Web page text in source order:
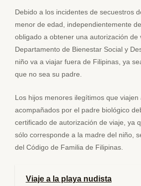
Debido a los incidentes de secuestros
menor de edad, independientemente
obligado a obtener una autorización de
Departamento de Bienestar Social y
niño va a viajar fuera de Filipinas, ya
que no sea su padre.
Los hijos menores ilegítimos que viajen
acompañados por el padre biológico
certificado de autorización de viaje, ya
sólo corresponde a la madre del niño,
del Código de Familia de Filipinas.
Viaje a la playa nudista